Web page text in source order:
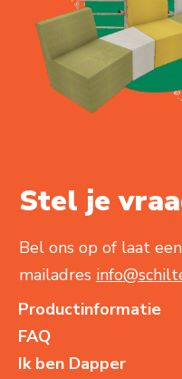
Stel je
Bel ons op of laat
mailadres
Productinformatie
FAQ
Ik ben Dapper